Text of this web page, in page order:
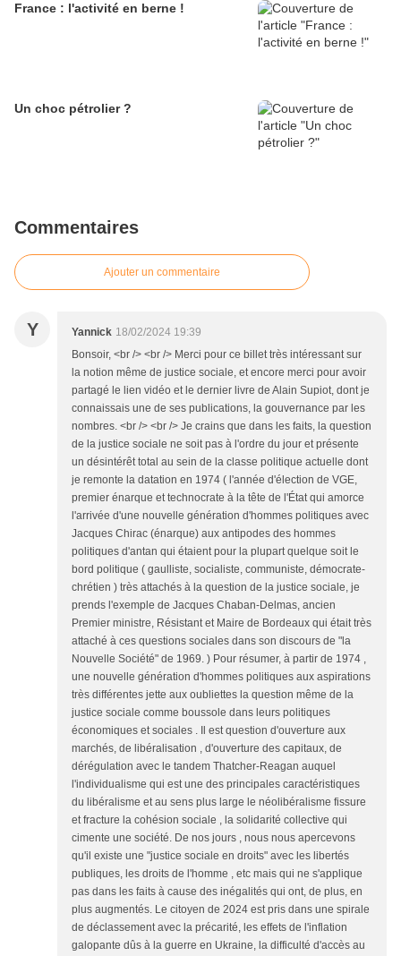
France : l'activité en berne !
Un choc pétrolier ?
Commentaires
Ajouter un commentaire
Y Yannick 18/02/2024 19:39
Bonsoir, <br /> <br /> Merci pour ce billet très intéressant sur
la notion même de justice sociale, et encore merci pour avoir
partagé le lien vidéo et le dernier livre de Alain Supiot, dont je
connaissais une de ses publications, la gouvernance par les
nombres. <br /> <br /> Je crains que dans les faits, la question
de la justice sociale ne soit pas à l'ordre du jour et présente
un désintérêt total au sein de la classe politique actuelle dont
je remonte la datation en 1974 ( l'année d'élection de VGE,
premier énarque et technocrate à la tête de l'État qui amorce
l'arrivée d'une nouvelle génération d'hommes politiques avec
Jacques Chirac (énarque) aux antipodes des hommes
politiques d'antan qui étaient pour la plupart quelque soit le
bord politique ( gaulliste, socialiste, communiste, démocrate-
chrétien ) très attachés à la question de la justice sociale, je
prends l'exemple de Jacques Chaban-Delmas, ancien
Premier ministre, Résistant et Maire de Bordeaux qui était très
attaché à ces questions sociales dans son discours de "la
Nouvelle Société" de 1969. ) Pour résumer, à partir de 1974 ,
une nouvelle génération d'hommes politiques aux aspirations
très différentes jette aux oubliettes la question même de la
justice sociale comme boussole dans leurs politiques
économiques et sociales . Il est question d'ouverture aux
marchés, de libéralisation , d'ouverture des capitaux, de
dérégulation avec le tandem Thatcher-Reagan auquel
l'individualisme qui est une des principales caractéristiques
du libéralisme et au sens plus large le néolibéralisme fissure
et fracture la cohésion sociale , la solidarité collective qui
cimente une société. De nos jours , nous nous apercevons
qu'il existe une "justice sociale en droits" avec les libertés
publiques, les droits de l'homme , etc mais qui ne s'applique
pas dans les faits à cause des inégalités qui ont, de plus, en
plus augmentés. Le citoyen de 2024 est pris dans une spirale
de déclassement avec la précarité, les effets de l'inflation
galopante dûs à la guerre en Ukraine, la difficulté d'accès au